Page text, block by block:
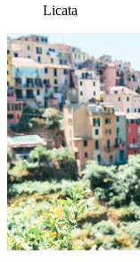
Licata